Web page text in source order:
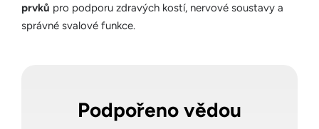
prvků pro podporu zdravých kostí, nervové soustavy a
správné svalové funkce.
Podpořeno vědou